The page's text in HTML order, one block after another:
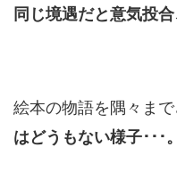
同じ境遇だと意気投合
絵本の物語を隅々ま
はどうもない様子･･･。